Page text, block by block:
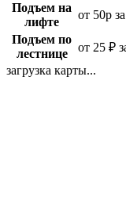
Подъем на
лифте
от 50р
Подъем по
лестнице
от 25 ₽
загрузка карты...